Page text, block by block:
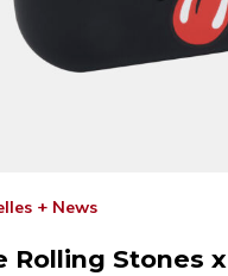
+ News
Rolling Stones x